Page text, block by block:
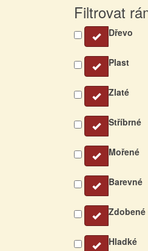
Filtrovat
Dřevo
Plast
Zlaté
Stříbrné
Mořené
Barevné
Zdobené
Hladké